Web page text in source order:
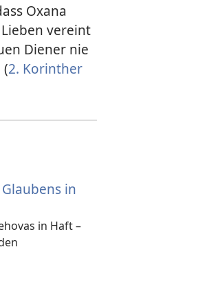
Oxana
vereint
Diener nie
2. Korinther
in
in Haft –